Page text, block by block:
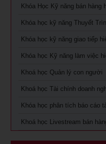
Khoá học Nhân tướng học
Khoá học Xem chỉ tay biết
Khoá học quản lý con người
Khoá học Quản Trị Trải
Ứng dụng AI trong bán
Tuyển dụng, giữ và sa thải
Khóa Học đào tạo giảng
Khóa Học Quản Đốc Sản
Khóa Học Phong Thủy
Khóa học phong thủy cho
Khóa Học Kỹ năng bán hàng
Khóa học kỹ năng Thuyết
Khóa học kỹ năng giao tiếp
Khóa học Kỹ năng làm việc
Khoá học Quản lý con người
Khoá học Tài chính doanh
Khóa học phân tích báo cáo
Khoá học Livestream bán